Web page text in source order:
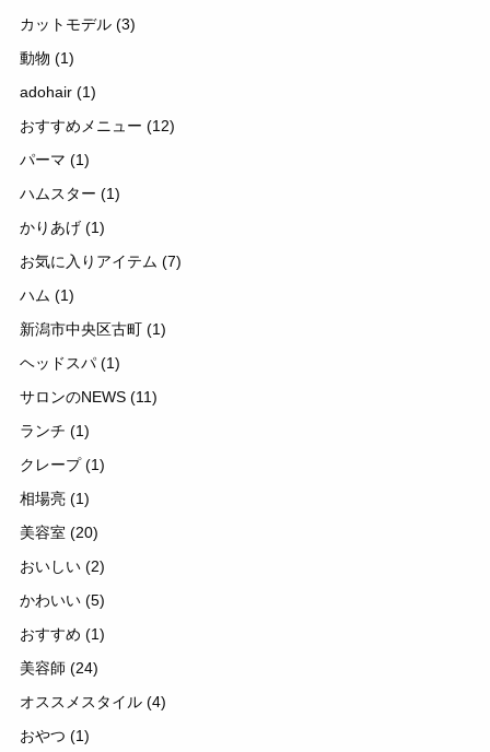
カットモデル (3)
動物 (1)
adohair (1)
おすすめメニュー (12)
パーマ (1)
ハムスター (1)
かりあげ (1)
お気に入りアイテム (7)
ハム (1)
新潟市中央区古町 (1)
ヘッドスパ (1)
サロンのNEWS (11)
ランチ (1)
クレープ(1)
相場亮 (1)
美容室 (20)
おいしい (2)
かわいい (5)
おすすめ (1)
美容師 (24)
オススメスタイル (4)
おやつ (1)